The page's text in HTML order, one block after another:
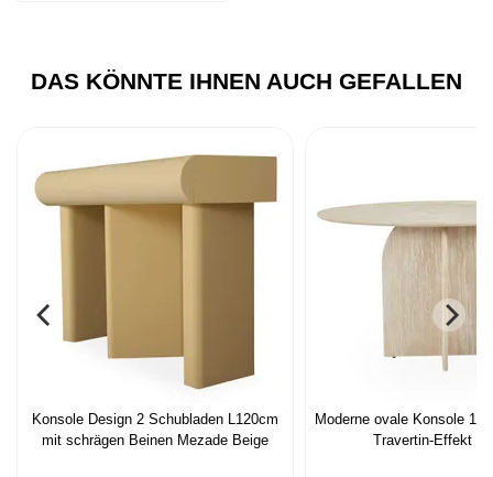
DAS KÖNNTE IHNEN AUCH GEFALLEN
Konsole Design 2 Schubladen L120cm
mit schrägen Beinen Mezade Beige
Moderne ovale Konsole
Travertin-Effekt